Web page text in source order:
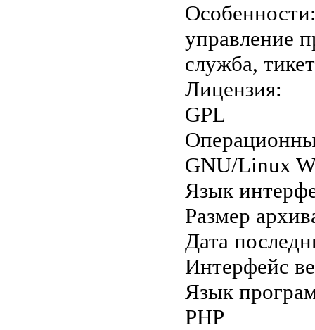
управление
служба,
Лицензия:
GPL
GNU/Linux
Язык
Размер
Дата
Интерфейс
Язык
PHP